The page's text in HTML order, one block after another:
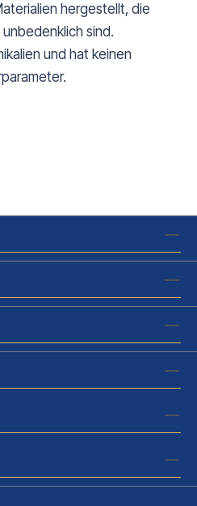
hergestellt, die
sind.
und hat keinen